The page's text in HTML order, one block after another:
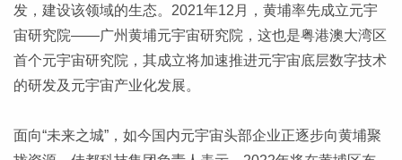
发，建设该领域的生态。2021年12月，黄埔率先成立元宇
宙研究院——广州黄埔元宇宙研究院，这也是粤港澳大湾区
首个元宇宙研究院，其成立将加速推进元宇宙底层数字技术
的研发及元宇宙产业化发展。
面向“未来之城”，如今国内元宇宙头部企业正逐步向黄埔聚